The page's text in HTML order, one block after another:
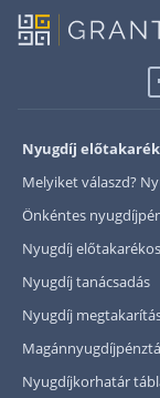
Nyugdíj
Melyiket válaszd?
Önkéntes
Nyugdíj
Nyugdíj tanácsadás
Nyugdíj
Nyugdíjkorhatár